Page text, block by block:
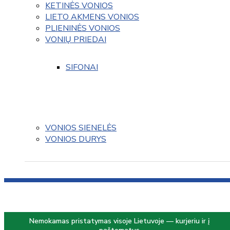
KETINĖS VONIOS
LIETO AKMENS VONIOS
PLIENINĖS VONIOS
VONIŲ PRIEDAI
SIFONAI
VONIOS SIENELĖS
VONIOS DURYS
Nemokamas pristatymas visoje Lietuvoje — kurjeriu ir į